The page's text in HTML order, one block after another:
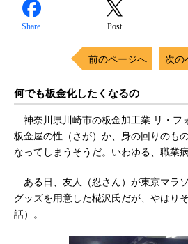
Share Post
前のページへ 次の
何でも板金化したくなるの
神奈川県川崎市の板金加工業 リ・フ
板金屋の性（さが）か、身の回りのも
なってしまうそうだ。いわゆる、職業病
ある日、友人（忍さん）が東京マラ
グッズを用意した椛沢氏だが、やはり
話）。